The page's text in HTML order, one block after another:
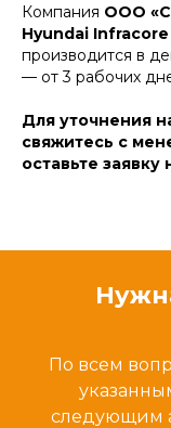
Компания ООО
Hyundai Infracore
производится в
— от 3 рабочих
Для уточнения
свяжитесь с
оставьте заявку
По всем
следующим